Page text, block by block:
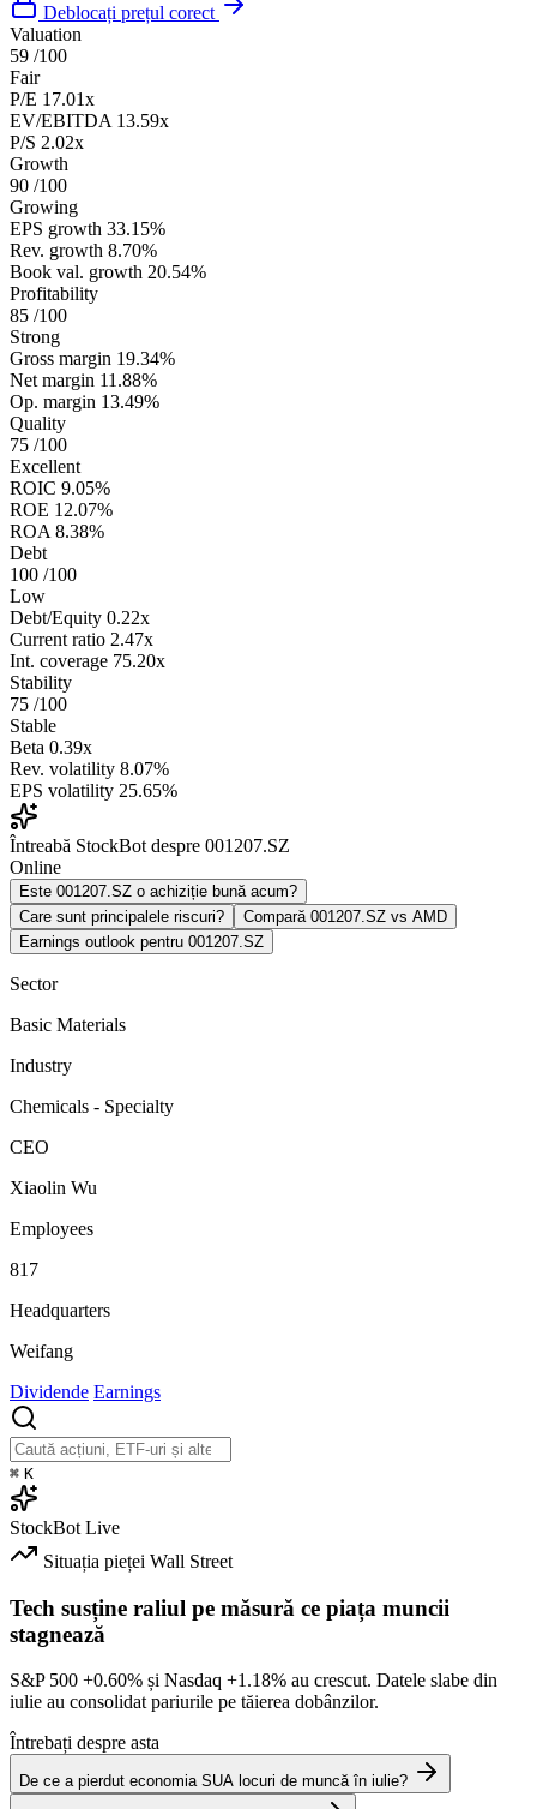
Deblocați prețul corect
Valuation
59 /100
Fair
P/E 17.01x
EV/EBITDA 13.59x
P/S 2.02x
Growth
90 /100
Growing
EPS growth 33.15%
Rev. growth 8.70%
Book val. growth 20.54%
Profitability
85 /100
Strong
Gross margin 19.34%
Net margin 11.88%
Op. margin 13.49%
Quality
75 /100
Excellent
ROIC 9.05%
ROE 12.07%
ROA 8.38%
Debt
100 /100
Low
Debt/Equity 0.22x
Current ratio 2.47x
Int. coverage 75.20x
Stability
75 /100
Stable
Beta 0.39x
Rev. volatility 8.07%
EPS volatility 25.65%
Întreabă StockBot despre 001207.SZ
Online
Este 001207.SZ o achiziție bună acum?
Care sunt principalele riscuri?
Compară 001207.SZ vs AMD
Earnings outlook pentru 001207.SZ
Sector
Basic Materials
Industry
Chemicals - Specialty
CEO
Xiaolin Wu
Employees
817
Headquarters
Weifang
Dividende Earnings
⌘ K
StockBot Live
Situația pieței Wall Street
Tech susține raliul pe măsură ce piața muncii
stagnează
S&P 500 +0.60% și Nasdaq +1.18% au crescut. Datele slabe din
iulie au consolidat pariurile pe tăierea dobânzilor.
Întrebați despre asta
De ce a pierdut economia SUA locuri de muncă în iulie?